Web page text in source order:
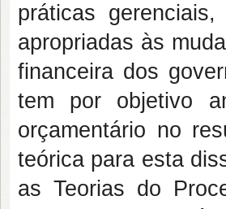
práticas
apropriadas às
financeira dos
tem por objetivo
orçamentário no
teórica para esta
as Teorias do